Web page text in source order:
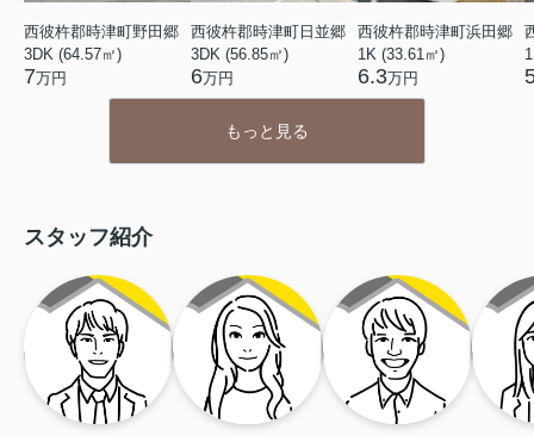
西彼杵郡時津町野田郷
3DK (64.57㎡)
7万円
西彼杵郡時津町日並郷
3DK (56.85㎡)
6万円
西彼杵郡時津町浜田郷
1K (33.61㎡)
6.3万円
もっと見る
スタッフ紹介